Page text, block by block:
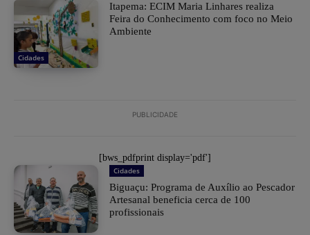
Cidades
Itapema: ECIM Maria Linhares realiza
Feira do Conhecimento com foco no Meio
Ambiente
PUBLICIDADE
[bws_pdfprint display='pdf']
Cidades
Biguaçu: Programa de Auxílio ao Pescador
Artesanal beneficia cerca de 100
profissionais